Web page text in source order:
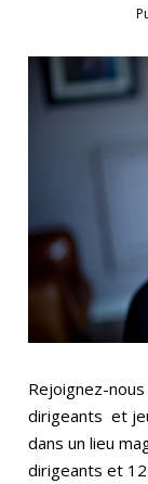
Rejoignez-
dirigeants et
dans un lieu
dirigeants et